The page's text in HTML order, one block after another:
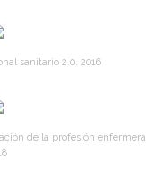
sanitario 2.0. 2016
de la profesión enfermera.